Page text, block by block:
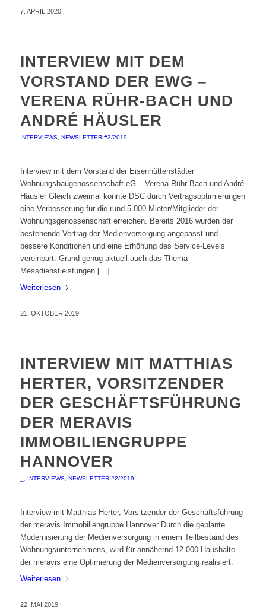
7. APRIL 2020
INTERVIEW MIT DEM
VORSTAND DER EWG –
VERENA RÜHR-BACH UND
ANDRÉ HÄUSLER
INTERVIEWS, NEWSLETTER #3/2019
Interview mit dem Vorstand der Eisenhüttenstädter
Wohnungsbaugenossenschaft eG – Verena Rühr-Bach und André
Häusler Gleich zweimal konnte DSC durch Vertragsoptimierungen
eine Verbesserung für die rund 5.000 Mieter/Mitglieder der
Wohnungsgenossenschaft erreichen. Bereits 2016 wurden der
bestehende Vertrag der Medienversorgung angepasst und
bessere Konditionen und eine Erhöhung des Service-Levels
vereinbart. Grund genug aktuell auch das Thema
Messdienstleistungen […]
Weiterlesen
21. OKTOBER 2019
INTERVIEW MIT MATTHIAS
HERTER, VORSITZENDER
DER GESCHÄFTSFÜHRUNG
DER MERAVIS
IMMOBILIENGRUPPE
HANNOVER
INTERVIEWS, NEWSLETTER #2/2019
Interview mit Matthias Herter, Vorsitzender der Geschäftsführung
der meravis Immobiliengruppe Hannover Durch die geplante
Modernisierung der Medienversorgung in einem Teilbestand des
Wohnungsunternehmens, wird für annähernd 12.000 Haushalte
der meravis eine Optimierung der Medienversorgung realisiert.
Weiterlesen
22. MAI 2019